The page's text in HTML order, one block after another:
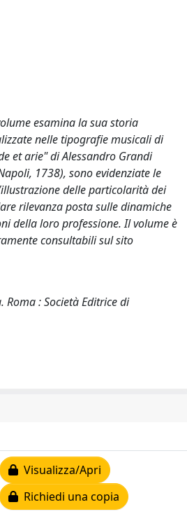
esamina la sua storia
nelle tipografie musicali di
et arie" di Alessandro Grandi
1738), sono evidenziate le
delle particolarità dei
rilevanza posta sulle dinamiche
della loro professione. Il volume è
consultabili sul sito
: Società Editrice di
Visualizza/Apri
Richiedi una copia